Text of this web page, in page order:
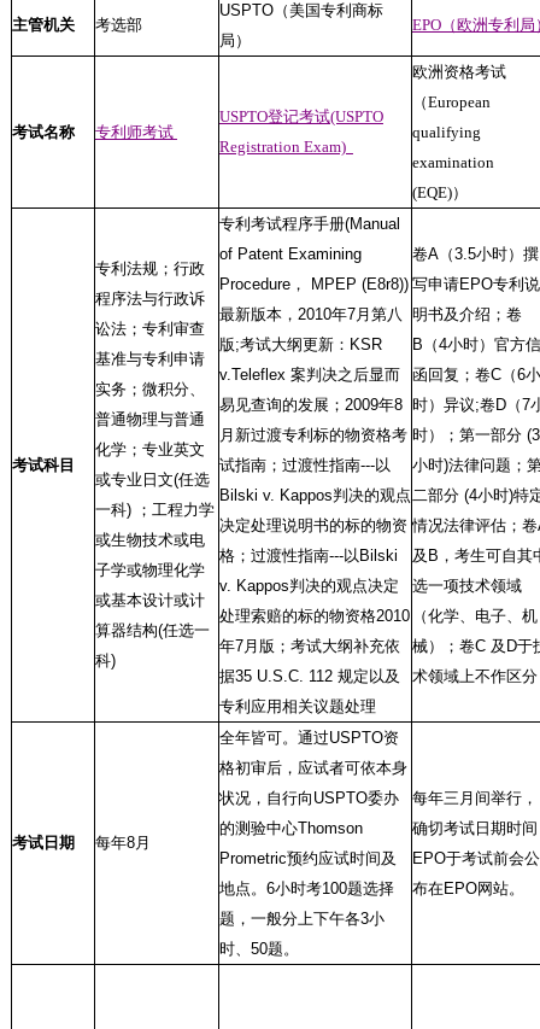
主管机关 考选部
USPTO（美国专利商标
局）
EPO（欧洲专利局
考试名称 专利师考试
USPTO登记考试(USPTO
Registration Exam)
欧洲资格考试
（European
qualifying
examination
(EQE)）
考试科目
专利法规；行政
程序法与行政诉
讼法；专利审查
基准与专利申请
实务；微积分、
普通物理与普通
化学；专业英文
或专业日文(任选
一科) ；工程力学
或生物技术或电
子学或物理化学
或基本设计或计
算器结构(任选一
科)
专利考试程序手册(Manual
of Patent Examining
Procedure，
MPEP (E8r8))
最新版本， 2010年7月第八
版;考试大纲更新： KSR
v.Teleflex 案判决之后显而
易见查询的发展； 2009年8
月新过渡专利标的物资格考
试指南；过渡性指南---以
Bilski v. Kappos判决的观点
决定处理说明书的标的物资
格；过渡性指南---以 Bilski
v. Kappos判决的观点决定
处理索赔的标的物资格2010
年7月版；考试大纲补充依
据35 U.S.C. 112 规定以及
专利应用相关议题处理
卷A（3.5小时）撰
写申请EPO专利说
明书及介绍；卷
B （4小时）官方信
函回复；卷C（6小
时）异议;卷D（7
时）；第一部分(3
小时)法律问题；
二部分(4小时)特
情况法律评估；卷
及 B ，考生可自其
选一项技术领域
（化学、电子、机
械）；卷C 及 D于
术领域上不作区分
考试日期 每年8月
全年皆可。通过USPTO资
格初审后，应试者可依本身
状况，自行向 USPTO委办
的测验中心Thomson
Prometric预约应试时间及
地点。 6小时考100题选择
题，一般分上下午各3小
时、 50题。
每年三月间举行，
确切考试日期时间
EPO于考试前会公
布在EPO网站。